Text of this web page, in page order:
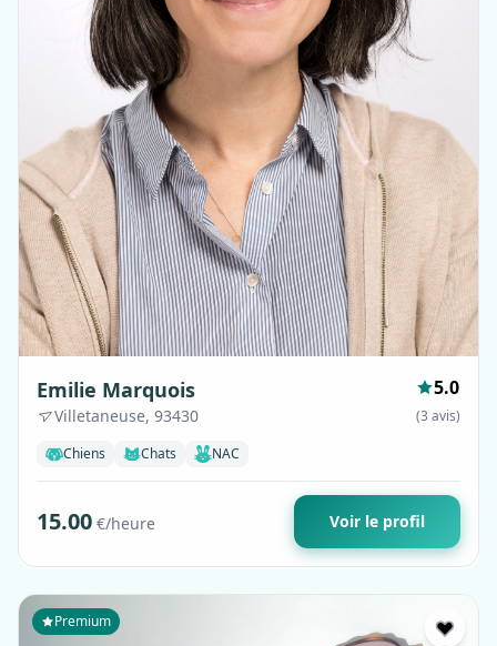
Emilie Marquois
Villetaneuse, 93430
5.0
(3 avis)
Chiens
Chats NAC
15.00 €/heure Voir le profil
Premium